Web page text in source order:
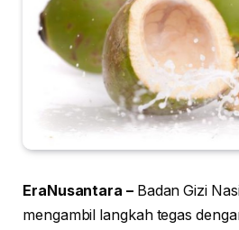
EraNusantara –Badan Gizi
mengambil langkah tegas